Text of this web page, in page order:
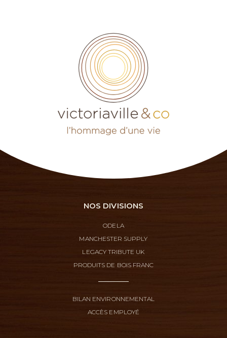
NOS DIVISIONS
ODELA
MANCHESTER SUPPLY
LEGACY TRIBUTE UK
PRODUITS DE BOIS FRANC
BILAN ENVIRONNEMENTAL
ACCÈS EMPLOYÉ